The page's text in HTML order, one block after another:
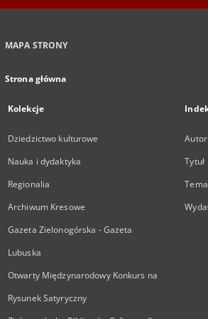
MAPA STRONY
Strona główna
Kolekcje
Dziedzictwo kulturowe
Nauka i dydaktyka
Regionalia
Archiwum Kresowe
Gazeta Zielonogórska - Gazeta
Lubuska
Otwarty Międzynarodowy Konkurs na
Rysunek Satyryczny
Autor
Tytuł